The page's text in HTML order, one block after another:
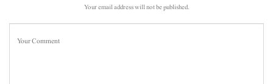
Your email address will not be published.